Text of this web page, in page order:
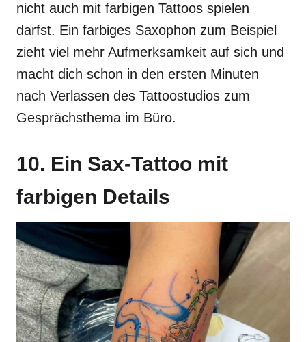
nicht auch mit farbigen Tattoos spielen
darfst. Ein farbiges Saxophon zum Beispiel
zieht viel mehr Aufmerksamkeit auf sich und
macht dich schon in den ersten Minuten
nach Verlassen des Tattoostudios zum
Gesprächsthema im Büro.
10. Ein Sax-Tattoo mit
farbigen Details